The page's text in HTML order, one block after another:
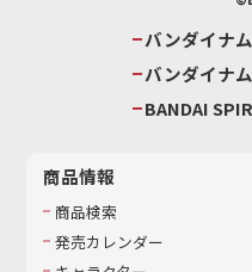
バンダイナ
バンダイナ
BANDAI
商品情報
商品検索
発売カレンダー